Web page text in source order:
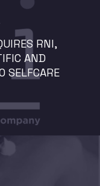
RNI,
AND
SELFCARE